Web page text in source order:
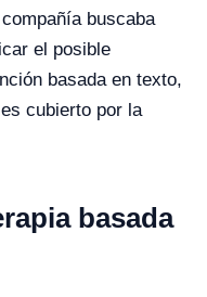
buscaba
el posible
basada en texto,
cubierto por la
basada